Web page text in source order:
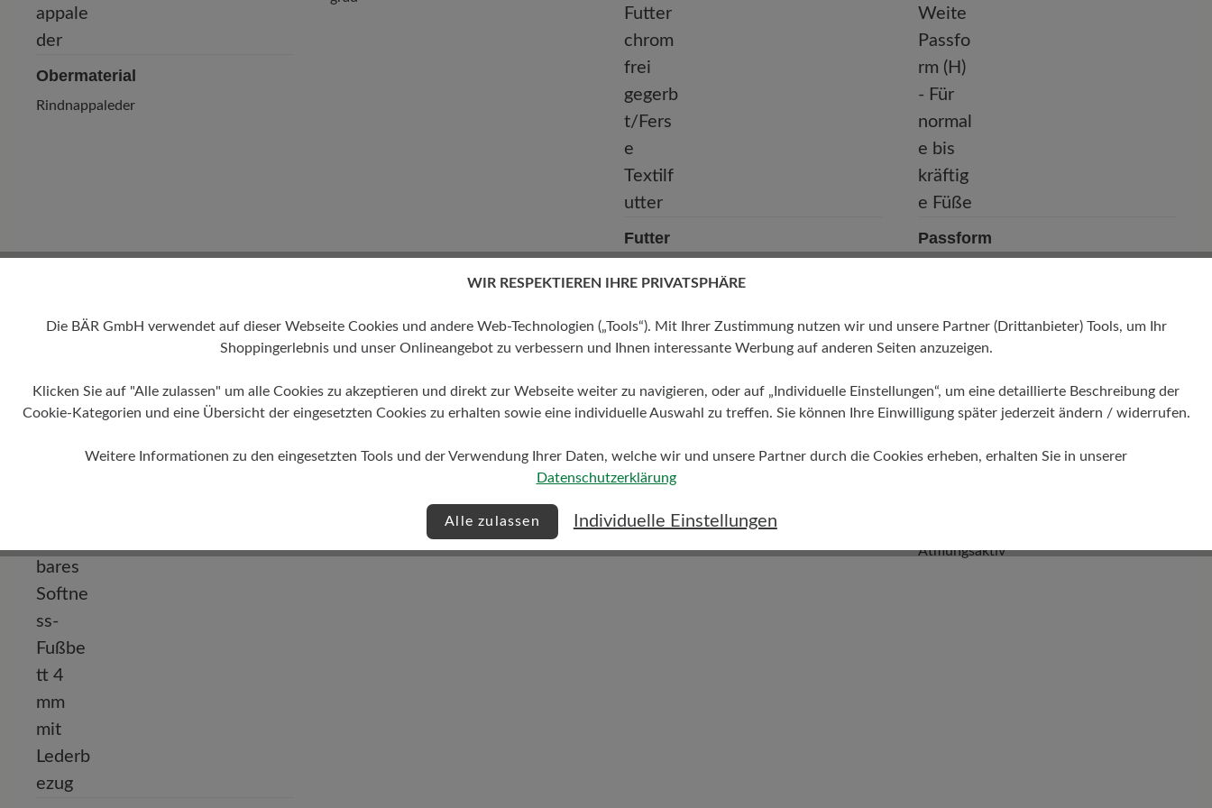
Obermaterial
Rindnappaleder
Futter
gegerbt/Ferse Textilfutter
Passform
Atmungsaktiv
WIR RESPEKTIEREN IHRE PRIVATSPHÄRE
Die BÄR GmbH verwendet auf dieser Webseite Cookies und andere Web-Technologien („Tools“). Mit Ihrer Zustimmung nutzen wir und unsere Partner (Drittanbieter) Tools, um Ihr
Shoppingerlebnis und unser Onlineangebot zu verbessern und Ihnen interessante Werbung auf anderen Seiten anzuzeigen.
Klicken Sie auf "Alle zulassen" um alle Cookies zu akzeptieren und direkt zur Webseite weiter zu navigieren, oder auf „Individuelle Einstellungen“, um eine detaillierte Beschreibung der
Cookie-Kategorien und eine Übersicht der eingesetzten Cookies zu erhalten sowie eine individuelle Auswahl zu treffen. Sie können Ihre Einwilligung später jederzeit ändern / widerrufen.
Weitere Informationen zu den eingesetzten Tools und der Verwendung Ihrer Daten, welche wir und unsere Partner durch die Cookies erheben, erhalten Sie in unserer
Datenschutzerklärung
Alle zulassen Individuelle Einstellungen